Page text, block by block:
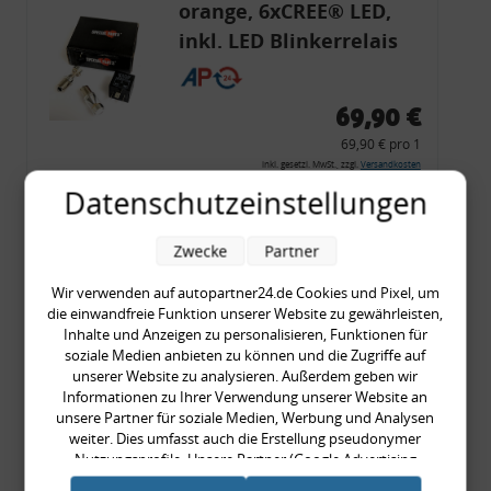
orange, 6xCREE® LED,
inkl. LED Blinkerrelais
CF 14
69,90 €
69,90 € pro 1
inkl. gesetzl. MwSt., zzgl. Versandkosten
Merkzettel
Zum Artikel
Rückleuchtenband mit
Blinker, rot, US-Ecken,
Audi 80 Cabrio, Typ 89,
OE-Nr.: 8G0945225 +
8G0945225C
999,99 €
Datenschutzeinstellungen
Wir verwenden auf autopartner24.de Cookies und Pixel, um
die einwandfreie Funktion unserer Website zu gewährleisten,
Inhalte und Anzeigen zu personalisieren, Funktionen für
soziale Medien anbieten zu können und die Zugriffe auf
unserer Website zu analysieren. Außerdem geben wir
Informationen zu Ihrer Verwendung unserer Website an
unsere Partner für soziale Medien, Werbung und Analysen
weiter. Dies umfasst auch die Erstellung pseudonymer
Nutzungsprofile. Unsere Partner (Google Advertising
Products) führen diese Informationen möglicherweise mit
Zwecke Partner